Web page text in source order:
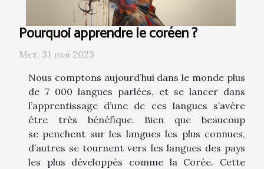
Pourquoi apprendre le coréen ?
Mer. 31 mai 2023
Nous comptons aujourd’hui dans le monde plus
de 7 000 langues parlées, et se lancer dans
l’apprentissage d’une de ces langues s’avère
être très bénéfique. Bien que beaucoup
se penchent sur les langues les plus connues,
d’autres se tournent vers les langues des pays
les plus développés comme la Corée. Cette